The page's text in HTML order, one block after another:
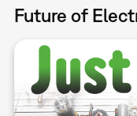
Future of